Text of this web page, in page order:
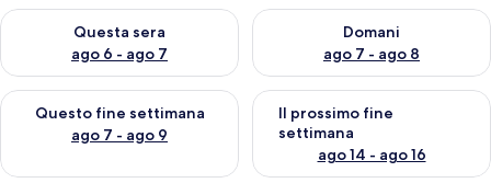
Questa sera
ago 6 - ago 7
Verifica la disponibilità per questa sera, ago 6 - ago 7
Domani
ago 7 - ago 8
Verifica la disponibilità per
Questo fine settimana
ago 7 - ago 9
Verifica la disponibilità per questo fine settimana, ago 7 - ago
Il prossimo fine
settimana
ago 14 - ago 16
Verifica la disponibilità per il